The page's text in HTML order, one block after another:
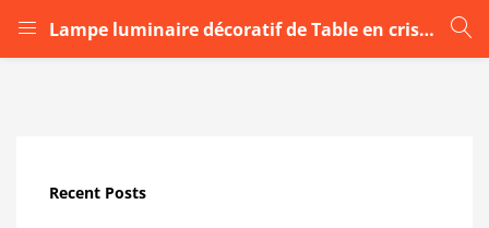
Lampe luminaire décoratif de Table en cristal idéal pour chambre à coucher…ww
LOGIN
Recent Posts